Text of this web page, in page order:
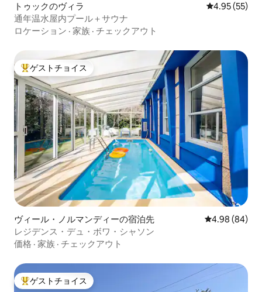
トゥックのヴィラ レビュー55
4.95 (55)
通年温水屋内プール＋サウナ
ロケーション · 家族 · チェックアウト
大好評のゲストチョイスです。
ゲストチョイス
ヴィール・ノルマンディーの宿泊先 レビュー84件
4.98 (84)
レジデンス・デュ・ボワ・シャソン
価格 · 家族 · チェックアウト
大好評のゲストチョイスです。
ゲストチョイス